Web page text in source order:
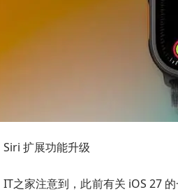
Siri 扩展功能升级
IT之家注意到，此前有关 iOS 27